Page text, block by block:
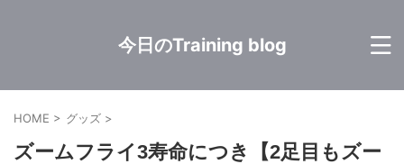
今日のTraining blog
HOME > グッズ >
ズームフライ3寿命につき【2足目もズー